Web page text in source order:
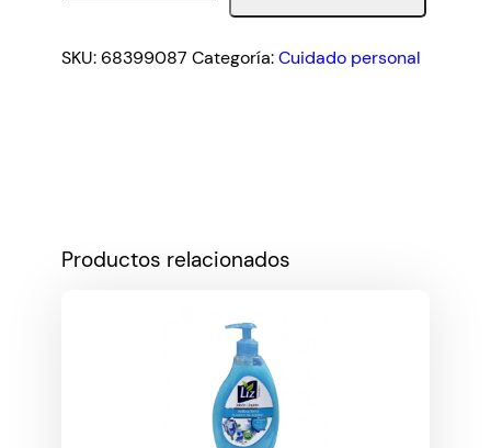
Tentacion
SKU: 68399087 Categoría:Cuidado personal
Productos relacionados